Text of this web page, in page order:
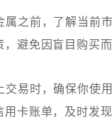
之前，了解当前
避免因盲目购买而
易时，确保你使
卡账单，及时发现